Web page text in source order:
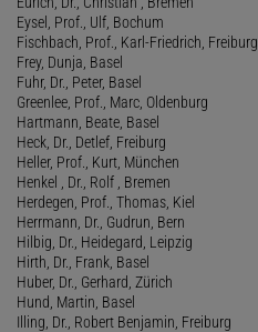
Eysel, Prof., Ulf, Bochum
Fischbach, Prof., Karl-Friedrich, Freiburg
Frey, Dunja, Basel
Fuhr, Dr., Peter, Basel
Greenlee, Prof., Marc, Oldenburg
Hartmann, Beate, Basel
Heck, Dr., Detlef, Freiburg
Heller, Prof., Kurt, München
Henkel , Dr., Rolf , Bremen
Herdegen, Prof., Thomas, Kiel
Herrmann, Dr., Gudrun, Bern
Hilbig, Dr., Heidegard, Leipzig
Hirth, Dr., Frank, Basel
Huber, Dr., Gerhard, Zürich
Hund, Martin, Basel
Illing, Dr., Robert Benjamin, Freiburg